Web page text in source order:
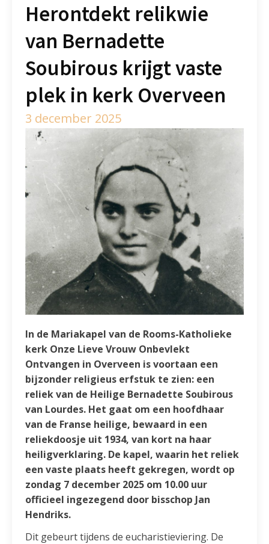
Herontdekt relikwie
van Bernadette
Soubirous krijgt vaste
plek in kerk Overveen
3 december 2025
In de Mariakapel van de Rooms-Katholieke
kerk Onze Lieve Vrouw Onbevlekt
Ontvangen in Overveen is voortaan een
bijzonder religieus erfstuk te zien: een
reliek van de Heilige Bernadette Soubirous
van Lourdes. Het gaat om een hoofdhaar
van de Franse heilige, bewaard in een
reliekdoosje uit 1934, van kort na haar
heiligverklaring. De kapel, waarin het reliek
een vaste plaats heeft gekregen, wordt op
zondag 7 december 2025 om 10.00 uur
officieel ingezegend door bisschop Jan
Hendriks.
Dit gebeurt tijdens de eucharistieviering. De